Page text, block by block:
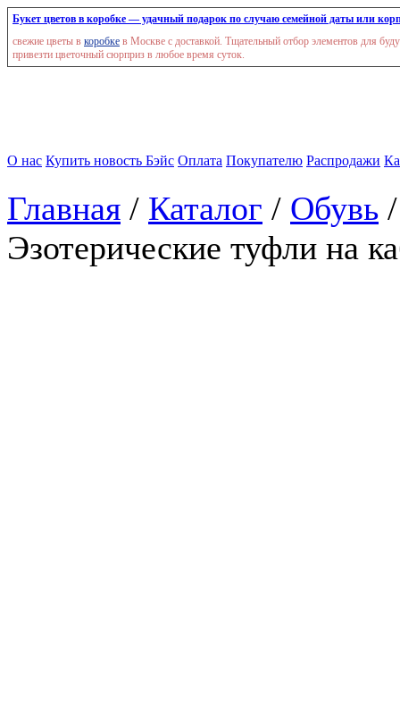
Букет цветов в коробке — удачный подарок по случаю семейной даты или
свежие цветы в коробке в Москве с доставкой. Тщательный отбор элементов для
привезти цветочный сюрприз в любое время суток.
О нас Купить новость Бэйс Оплата Покупателю Распродажи
Главная / Каталог / Обувь
Эзотерические туфли на